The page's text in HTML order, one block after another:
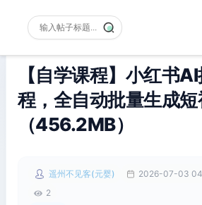
【自学课程】小红书
程，全自动批量生成
（456.2MB）
遥州不见客(元婴) 2026-07-03
2